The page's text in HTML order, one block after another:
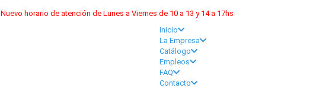
Nuevo horario de atención de Lunes a Viernes de 10 a 13 y 14 a 17hs
Inicio
La Empresa
Catálogo
Empleos
FAQ
Contacto